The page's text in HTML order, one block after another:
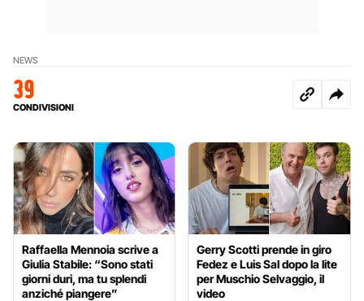
NEWS
39
CONDIVISIONI
Raffaella Mennoia scrive a
Giulia Stabile: “Sono stati
giorni duri, ma tu splendi
anziché piangere”
Gerry Scotti prende in giro
Fedez e Luis Sal dopo la lite
per Muschio Selvaggio, il
video